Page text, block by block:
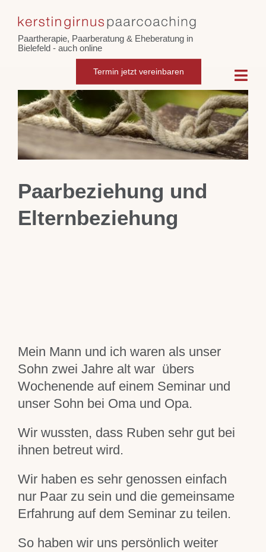
content
Paartherapie, Paarberatung & Eheberatung in
Bielefeld - auch online
Termin jetzt vereinbaren
Home
Paarcoaching
Eheberatung
Blog
Über mich
Für Dich
Zeige
grösseres
Bild
Paarbeziehung und
Elternbeziehung
Mein Mann und ich waren als unser
Sohn zwei Jahre alt war übers
Wochenende auf einem Seminar und
unser Sohn bei Oma und Opa.
Wir wussten, dass Ruben sehr gut bei
ihnen betreut wird.
Wir haben es sehr genossen einfach
nur Paar zu sein und die gemeinsame
Erfahrung auf dem Seminar zu teilen.
So haben wir uns persönlich weiter